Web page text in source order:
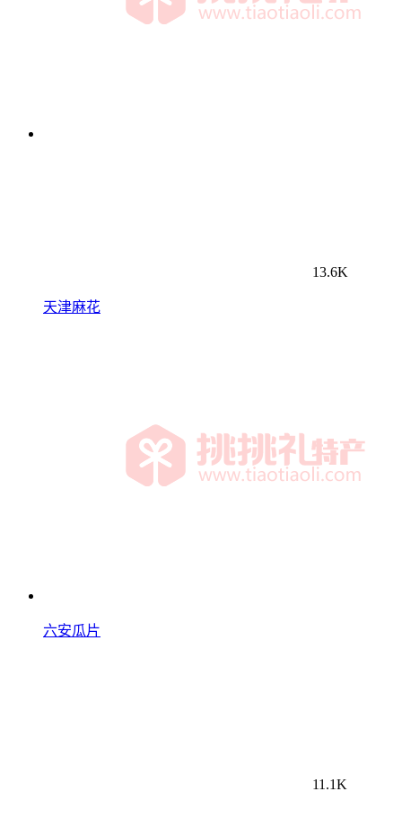
13.6K
天津麻花
六安瓜片
11.1K